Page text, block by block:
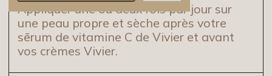
Appliquer une ou deux fois par jour sur
une peau propre et sèche après votre
sērum de vitamine C de Vivier et avant
vos crèmes Vivier.